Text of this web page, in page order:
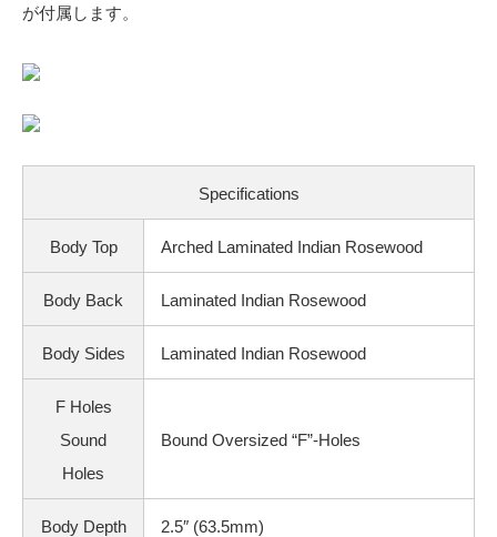
が付属します。
Specifications
Body Top Arched Laminated Indian Rosewood
Body Back Laminated Indian Rosewood
Body Sides Laminated Indian Rosewood
F Holes
Sound
Holes
Bound Oversized “F”-Holes
Body Depth 2.5″ (63.5mm)